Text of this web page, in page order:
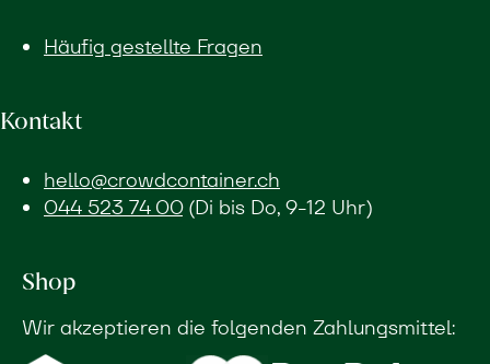
Häufig gestellte Fragen
Kontakt
hello@crowdcontainer.ch
044 523 74 00(Di bis Do, 9-12 Uhr)
Shop
Wir akzeptieren die folgenden Zahlungsmittel: